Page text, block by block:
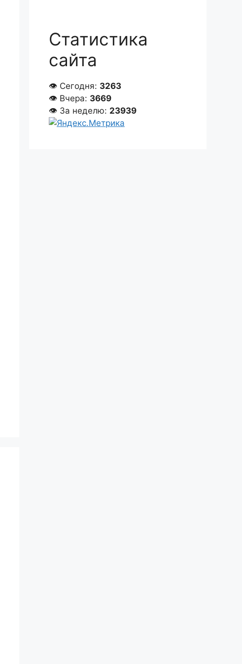
Статистика
сайта
👁 Сегодня: 3263
👁 Вчера: 3669
👁 За неделю: 23939